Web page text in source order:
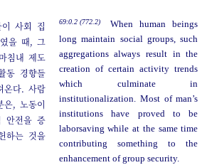
이 사회 집
을 때, 그
침내 제도
동 경향들
온다. 사람
은, 노동이
안전을 증
하는 것을
69:0.2 (772.2)
When human beings
long maintain social groups, such
aggregations always result in the
creation of certain activity trends
which culminate in
institutionalization. Most of man’s
institutions have proved to be
laborsaving while at the same time
contributing something to the
enhancement of group security.